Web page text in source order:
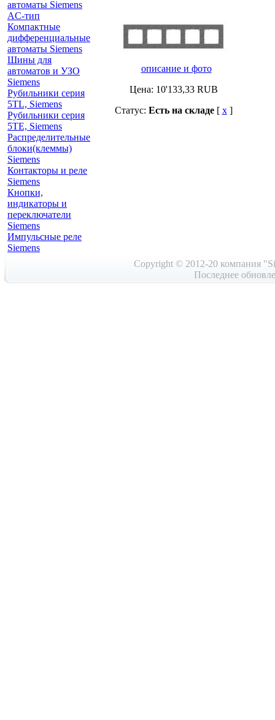
автоматы Siemens
AС-тип
Компактные
дифференциальные
автоматы Siemens
Шины для
автоматов и УЗО
Siemens
Рубильники серия
5TL, Siemens
Рубильники серия
5TE, Siemens
Распределительные
блоки(клеммы)
Siemens
Контакторы и реле
Siemens
Кнопки,
индикаторы и
переключатели
Siemens
Импульсные реле
Siemens
описание и фото
Цена: 10'133,33RUB
Статус: Есть на складе[ x]
Copyright © 2012-20 компания
Последнее